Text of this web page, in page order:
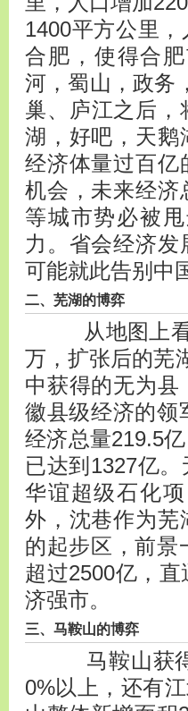
1400平方公里
合肥，使得合
河，蜀山，政务
巢、庐江之后
湖，好吧，天鹅
经济体量过百亿
机会，未来经济
等城市势必被
力。省会经济
可能就此告别中
二、芜湖的博弈
从地图上看，
万，扩张后的芜
中获得的无为县
徽县级经济的领
经济总量219.5
已达到1327亿
华谊超级石化
外，沈巷作为芜
的起步区，前景
超过2500亿，
济强市。
三、马鞍山的博弈
马鞍山获得
0%以上，还有